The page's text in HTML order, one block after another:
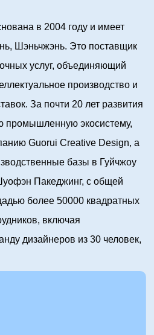
в 2004 году и имеет
Шэньчжэнь. Это поставщик
услуг, объединяющий
производство и
За почти 20 лет развития
промышленную экосистему,
Guorui Creative Design, а
базы в Гуйчжоу
Пакеджинг, с общей
более 50000 квадратных
включая
дизайнеров из 30 человек,
50 человек.
инновационным
мастерству, группа